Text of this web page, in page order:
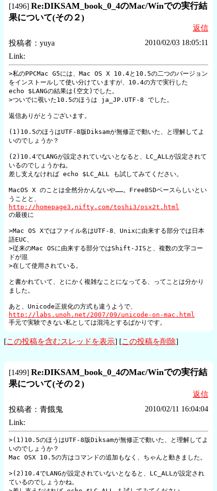
[1496] Re:DIKSAM_book_0_4のMac/Winでの実行結
果について(その２)
返信
投稿者： yuya
2010/02/03 18:05:11
Link:
>私のPPCMac G5には、Mac OS X 10.4と10.5の二つのバージョン
をインストールして使い分けていますが、10.4の方で実行した
echo $LANGの結果は(空文)でした。
>ついでに覗いた10.5のほうは ja_JP.UTF-8 でした。
返信ありがとうございます。
(1)10.5のほうはUTF-8版Diksamが無修正で動いた、と理解してよ
いのでしょうか？
(2)10.4でLANGが設定されていないとなると、LC_ALLが設定されて
いるのでしょうかね。
差し支えなければ echo $LC_ALL も試してみてください。
MacOS X のことは全然分かんないや……。FreeBSDベースらしいとい
http://homepage3.nifty.com/toshi3/osx2t.html
の最後に
>Mac OS Xではファイル名はUTF-8、Unixに由来する部分では日本
語EUC、
>従来のMac OSに由来する部分ではShift-JISと、複数の文字コー
ドが混
>在して使用されている。
と書かれていて、とにかく複雑なことになってる、ってことは分かり
ました。
http://labs.unoh.net/2007/09/unicode-on-mac.html
手元で実験できない私としては混沌とするばかりです。
[この投稿を含むスレッドを表示] [この投稿を削除]
[1499] Re:DIKSAM_book_0_4のMac/Winでの実行結
果について(その２)
返信
投稿者： 青餓鬼
2010/02/11 16:04:04
Link:
>(1)10.5のほうはUTF-8版Diksamが無修正で動いた、と理解してよ
いのでしょうか？
Mac OSX 10.5の方はコマンドの追加もなく、ちゃんと動きました。
>(2)10.4でLANGが設定されていないとなると、LC_ALLが設定され
ているのでしょうかね。